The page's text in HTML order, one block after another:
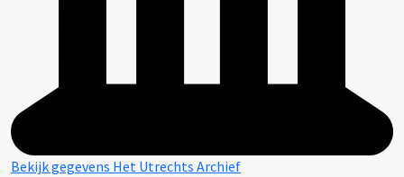
Bekijk gegevens Het Utrechts Archief